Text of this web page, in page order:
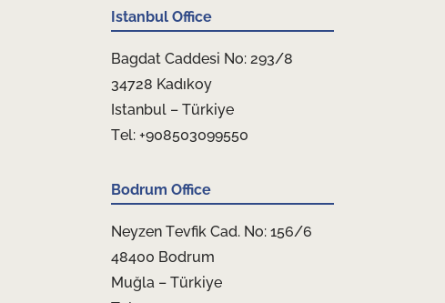
Istanbul Office
Bagdat Caddesi No: 293/8
34728 Kadıkoy
Istanbul – Türkiye
Tel: +908503099550
Bodrum Office
Neyzen Tevfik Cad. No: 156/6
48400 Bodrum
Muğla – Türkiye